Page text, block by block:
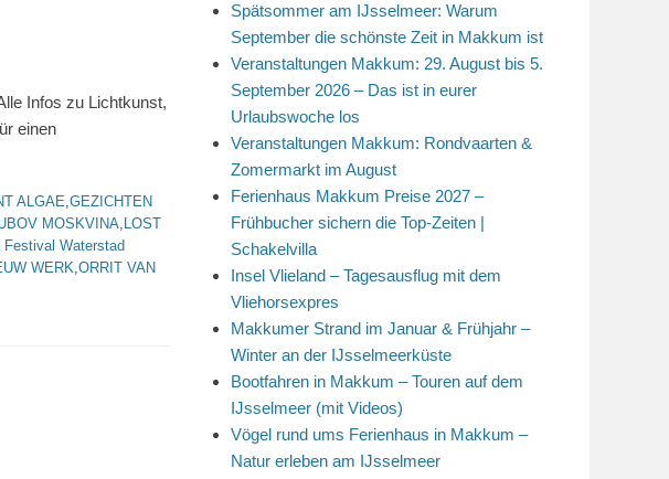
Infos zu Lichtkunst,
einen
ALGAE,GEZICHTEN
MOSKVINA, LOST
Festival Waterstad
WERK,ORRIT VAN
Spätsommer am IJsselmeer: Warum
September die schönste Zeit in Makkum ist
Veranstaltungen Makkum: 29. August bis 5.
September 2026 – Das ist in eurer
Urlaubswoche los
Veranstaltungen Makkum: Rondvaarten &
Zomermarkt im August
Ferienhaus Makkum Preise 2027 –
Frühbucher sichern die Top-Zeiten |
Schakelvilla
Insel Vlieland – Tagesausflug mit dem
Vliehorsexpres
Makkumer Strand im Januar & Frühjahr –
Winter an der IJsselmeerküste
Bootfahren in Makkum – Touren auf dem
IJsselmeer (mit Videos)
Vögel rund ums Ferienhaus in Makkum –
Natur erleben am IJsselmeer